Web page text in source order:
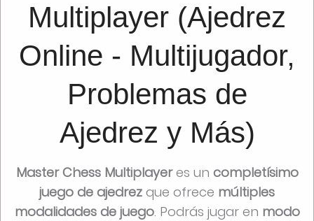
Multiplayer (Ajedrez
Online - Multijugador,
Problemas de
Ajedrez y Más)
Master Chess Multiplayeres un completísimo
juego de ajedrez que ofrece múltiples
modalidades de juego. Podrás jugar en modo